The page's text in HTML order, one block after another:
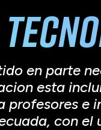
en parte
esta
profesores e
con el